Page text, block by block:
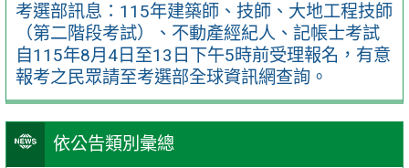
考選部訊息：115年建築師、技師、大地工程技師
（第二階段考試）、不動產經紀人、記帳士考試
自115年8月4日至13日下午5時前受理報名，有意
報考之民眾請至考選部全球資訊網查詢。
依公告類別彙總